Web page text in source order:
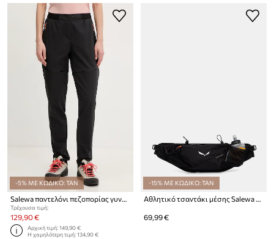
-5% ΜΕ ΚΩΔΙΚΟ: TAN
Salewa παντελόνι πεζοπορίας γυναικείο PEDROC
Τρέχουσα τιμή:
129,90 €
Αρχική τιμή:149,90 €
Η χαμηλότερη τιμή:134,90 €
-15% ΜΕ ΚΩΔΙΚΟ: TAN
Αθλητικό τσαντάκι μέσης Salewa PEDROC
69,99 €